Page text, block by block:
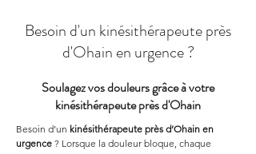
Besoin d'un kinésithérapeute près
d'Ohain en urgence ?
Soulagez vos douleurs grâce à votre
kinésithérapeute près d'Ohain
Besoin d’un kinésithérapeute près d’Ohain en
urgence ? Lorsque la douleur bloque, chaque